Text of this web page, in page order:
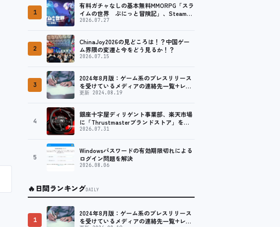
1
有料ガチャなしの基本無料MMORPG「スラ
イムの世界 ぷにっと冒険記」、Steam向
けの無料体験版が8月末に配信決定
2026.07.27
2
ChinaJoy2026の見どころは！？中国ゲー
ム界隈の変遷と今をどう見るか！？
2026.07.15
3
2024年8月版：ゲーム系のプレスリリース
を受けているメディアの連絡先一覧+レビ
ュー依頼先一覧
更新 2024.08.19
4
銀座十字屋ディリゲント事業部、楽天市場
に「Thrustmasterブランドストア」をオ
ープン。記念キャンペーンでポイントアッ
ローラーを中心に、幅広くラインナップ
2026.07.31
5
Windowsパスワードの有効期限切れによる
ログイン問題を解決
2026.08.06
🔥日間ランキングDAILY
1
2024年8月版：ゲーム系のプレスリリース
を受けているメディアの連絡先一覧+レビ